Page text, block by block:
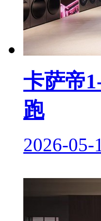
卡萨帝
跑
2026-05-